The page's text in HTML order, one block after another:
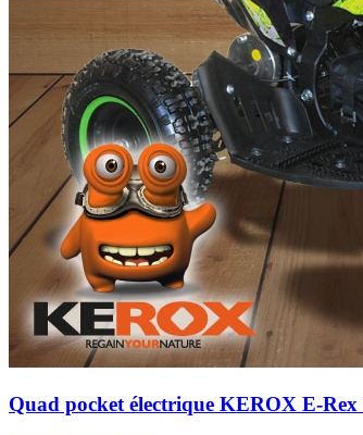
Quad pocket électrique KEROX E-